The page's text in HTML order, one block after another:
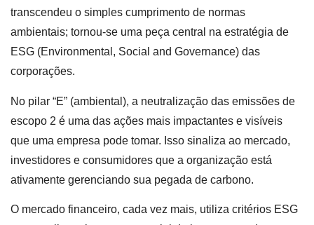
transcendeu o simples cumprimento de normas
ambientais; tornou-se uma peça central na estratégia de
ESG (Environmental, Social and Governance) das
corporações.
No pilar “E” (ambiental), a neutralização das emissões de
escopo 2 é uma das ações mais impactantes e visíveis
que uma empresa pode tomar. Isso sinaliza ao mercado,
investidores e consumidores que a organização está
ativamente gerenciando sua pegada de carbono.
O mercado financeiro, cada vez mais, utiliza critérios ESG